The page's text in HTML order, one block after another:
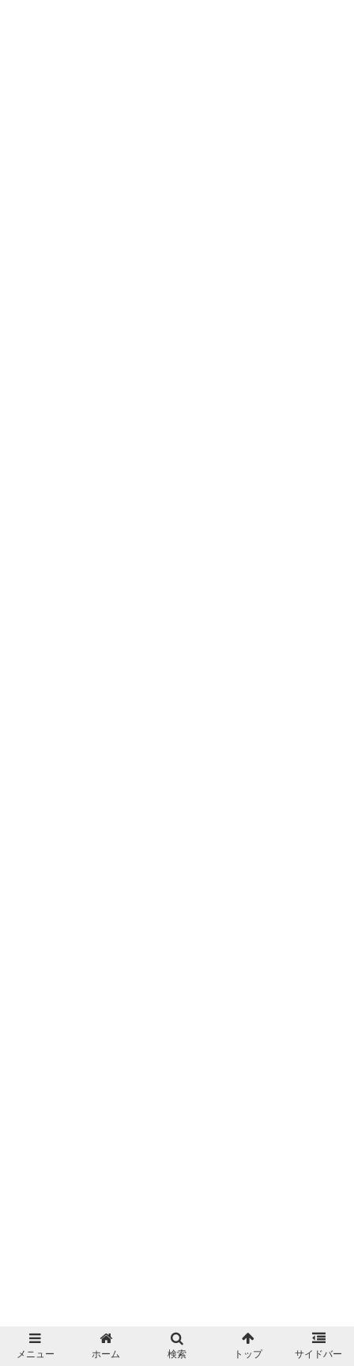
メニュー ホーム 検索 トップ サイドバー